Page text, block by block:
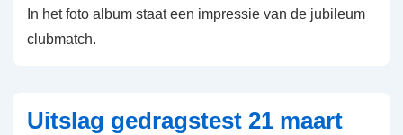
In het foto album staat een impressie van de jubileum
clubmatch.
Uitslag gedragstest 21 maart